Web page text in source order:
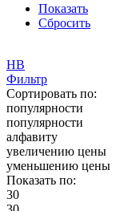
Показать
Сбросить
HB
Фильтр
Сортировать по:
популярности
популярности
алфавиту
увеличению цены
уменьшению цены
Показать по:
30